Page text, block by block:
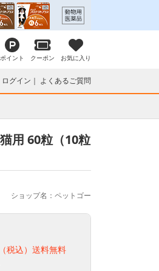
ポイント クーポン お気に入り
ログイン よくあるご質問
用 60粒（10粒
ショップ名：ペットゴー
（税込）送料無料